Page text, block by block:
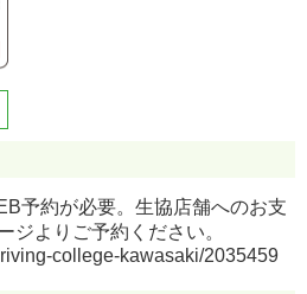
予約が必要。生協店舗へのお支
ジよりご予約ください。
college-kawasaki/2035459